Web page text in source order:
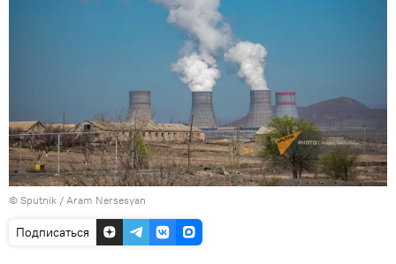
© Sputnik / Aram Nersesyan
Подписаться